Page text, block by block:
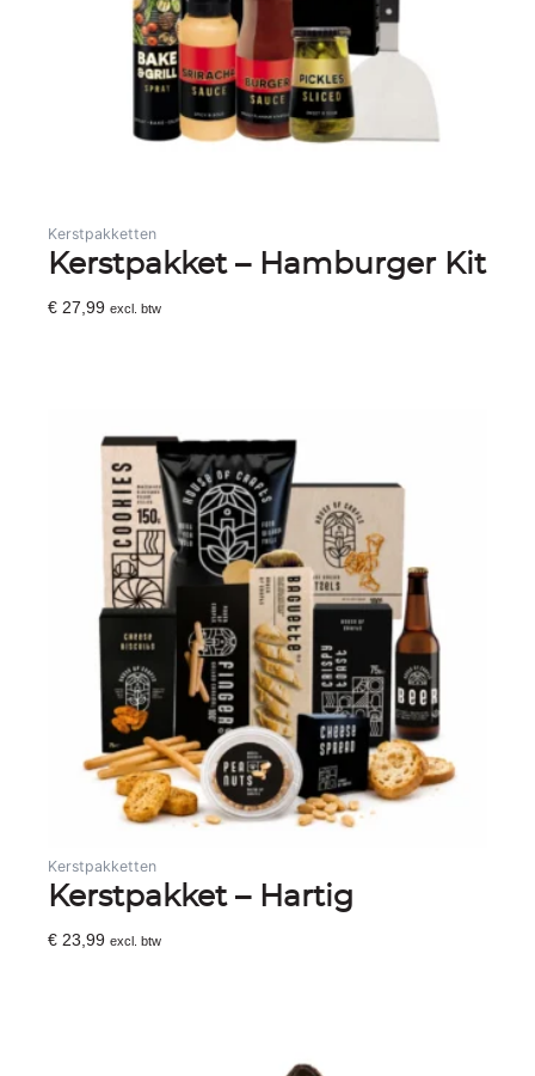
Kerstpakketten
Kerstpakket – Hamburger Kit
€ 27,99 excl. btw
Kerstpakketten
Kerstpakket – Hartig
€ 23,99 excl. btw